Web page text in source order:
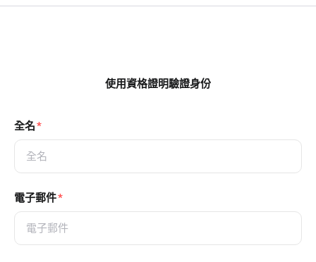
使用資格證明驗證身份
全名
電子郵件